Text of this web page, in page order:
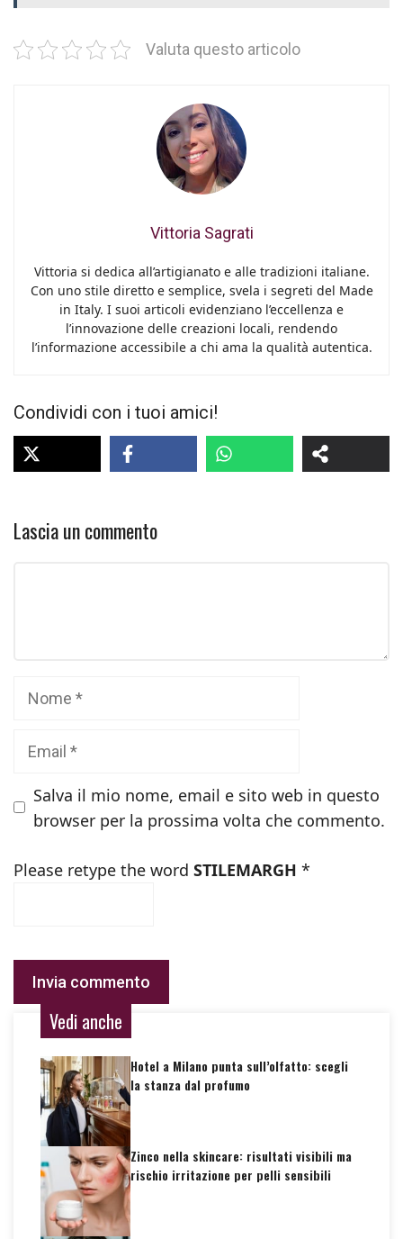
Valuta questo articolo
Vittoria Sagrati
Vittoria si dedica all’artigianato e alle tradizioni italiane.
Con uno stile diretto e semplice, svela i segreti del Made
in Italy. I suoi articoli evidenziano l’eccellenza e
l’innovazione delle creazioni locali, rendendo
l’informazione accessibile a chi ama la qualità autentica.
Condividi con i tuoi amici!
Lascia un commento
Salva il mio nome, email e sito web in questo
browser per la prossima volta che commento.
Please retype the word STILEMARGH *
Vedi anche
Hotel a Milano punta sull’olfatto: scegli
la stanza dal profumo
Zinco nella skincare: risultati visibili ma
rischio irritazione per pelli sensibili